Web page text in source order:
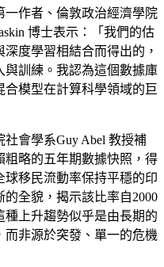
作者、倫敦政治經濟學院
博士表示：「我們的估
度學習相結合而得出的，
與訓練。我認為這個數據庫
模型在計算科學領域的巨
會學系Guy Abel 教授補
粗略的五年期數據快照，得
移民流動率保持平穩的印
全貌，揭示該比率自2000
上升趨勢似乎是由長期的
而非源於突發、單一的危機